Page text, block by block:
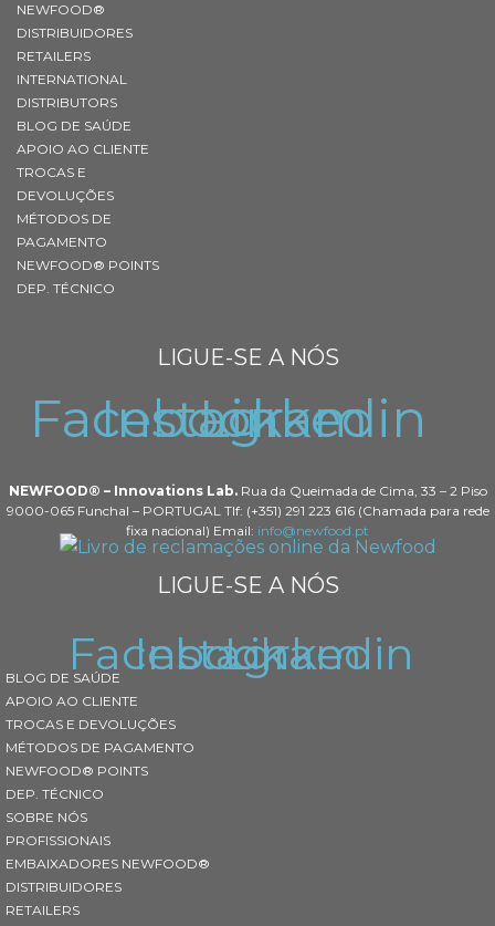
NEWFOOD®
DISTRIBUIDORES
RETAILERS
INTERNATIONAL
DISTRIBUTORS
BLOG DE SAÚDE
APOIO AO CLIENTE
TROCAS E
DEVOLUÇÕES
MÉTODOS DE
PAGAMENTO
NEWFOOD® POINTS
DEP. TÉCNICO
LIGUE-SE A NÓS
Facebook
Instagram
Linkedin
NEWFOOD® – Innovations Lab.Rua da Queimada de Cima, 33 – 2 Piso
9000-065 Funchal – PORTUGAL Tlf: (+351) 291 223 616 (Chamada para rede
fixa nacional) Email: info@newfood.pt
LIGUE-SE A NÓS
Facebook
Instagram
Linkedin
BLOG DE SAÚDE
APOIO AO CLIENTE
TROCAS E DEVOLUÇÕES
MÉTODOS DE PAGAMENTO
NEWFOOD® POINTS
DEP. TÉCNICO
SOBRE NÓS
PROFISSIONAIS
EMBAIXADORES NEWFOOD®
DISTRIBUIDORES
RETAILERS